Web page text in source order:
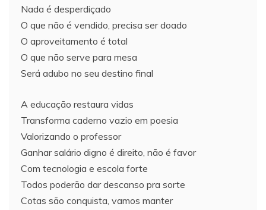
Nada é desperdiçado
O que não é vendido, precisa ser doado
O aproveitamento é total
O que não serve para mesa
Será adubo no seu destino final
A educação restaura vidas
Transforma caderno vazio em poesia
Valorizando o professor
Ganhar salário digno é direito, não é favor
Com tecnologia e escola forte
Todos poderão dar descanso pra sorte
Cotas são conquista, vamos manter